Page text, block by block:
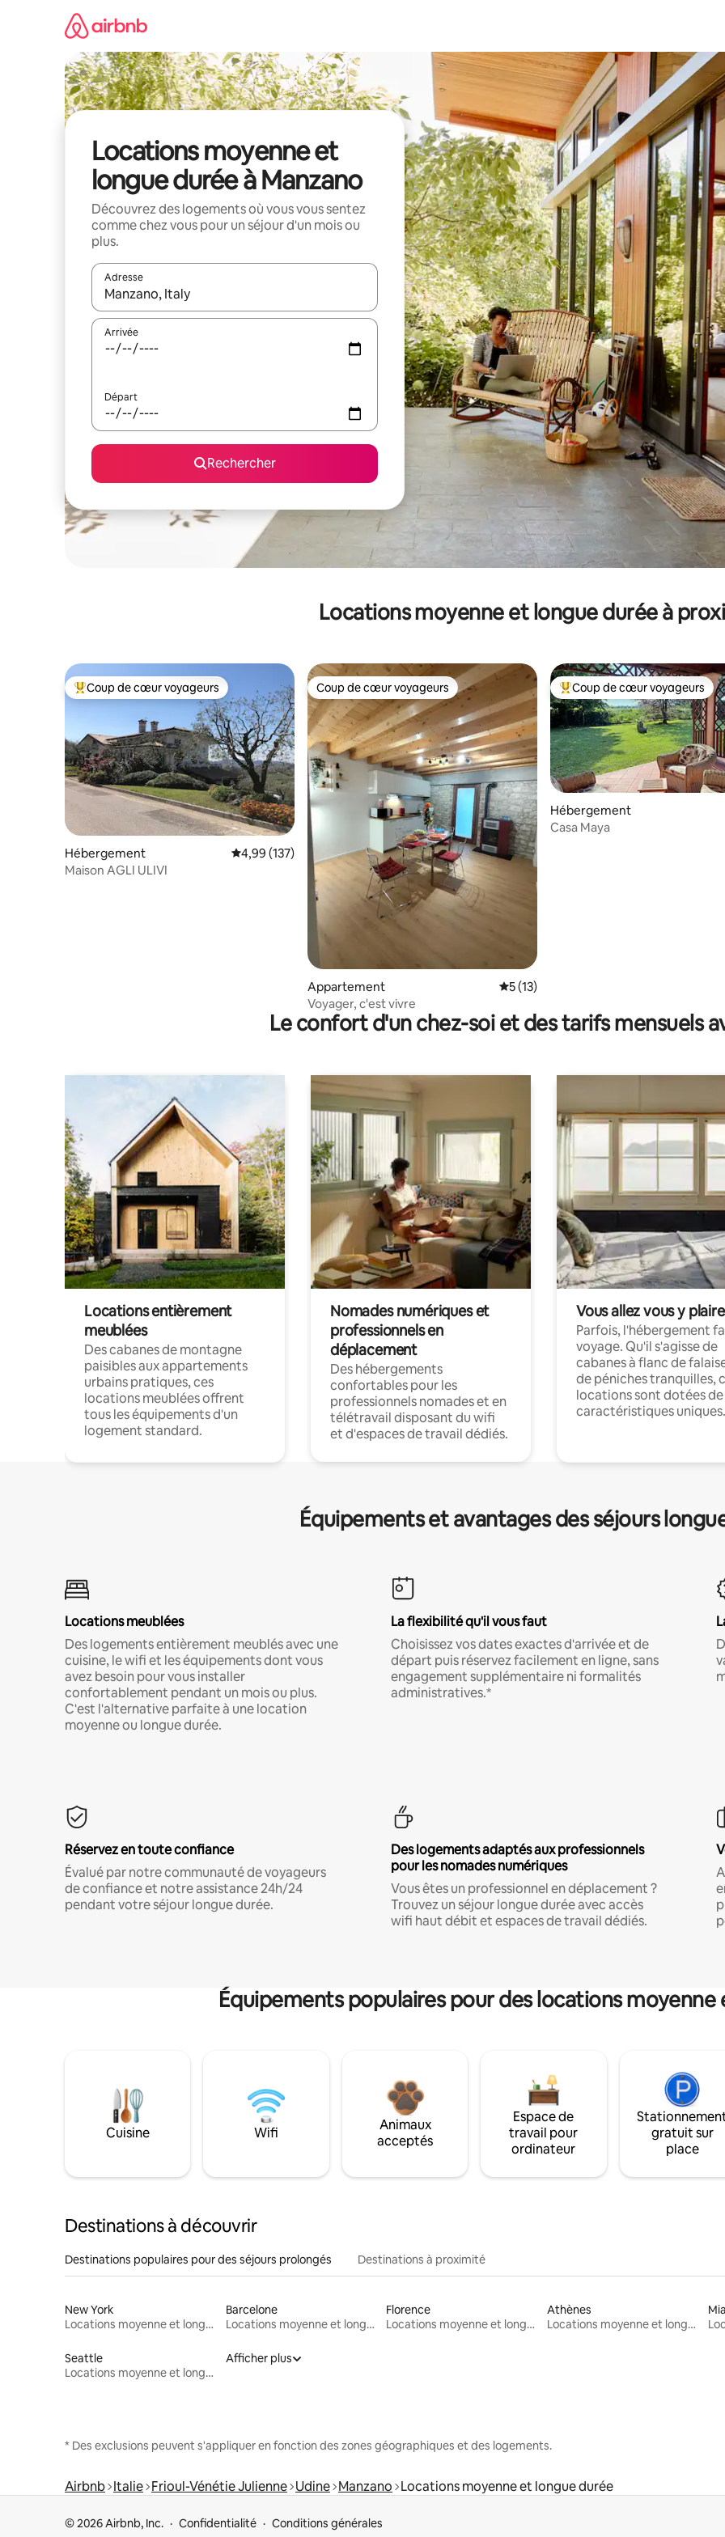
Locations moyenne et
longue durée à Manzano
Découvrez des logements où vous vous sentez
comme chez vous pour un séjour d'un mois ou
plus.
Adresse
Lorsque les résultats s'affichent, utilisez les flèches vers le haut et vers le bas pour les parcourir ou en appuyant et en
Arrivée
Départ
Rechercher
Locations moyenne et longue durée à
Coups de cœur voyageurs les plus appréciés
Coup de cœur voyageurs
Hébergement Évaluation moyenne sur la base de 137 commentaires : 4,99 sur 5
4,99 (137)
Maison AGLI ULIVI
Coup de cœur voyageurs
Coup de cœur voyageurs
Appartement Évaluation moyenne sur la base de 13
5 (13)
Voyager, c'est vivre
Coups de cœur voyageurs les
Coup de cœur voyageurs
Hébergement
Casa Maya
Le confort d'un chez-soi et des tarifs mensuels
Locations entièrement
meublées
Des cabanes de montagne
paisibles aux appartements
urbains pratiques, ces
locations meublées offrent
tous les équipements d'un
logement standard.
Nomades numériques et
professionnels en
déplacement
Des hébergements
confortables pour les
professionnels nomades et en
télétravail disposant du wifi
et d'espaces de travail dédiés.
Vous allez vous y plaire
Parfois, l'hébergement
voyage. Qu'il s'agisse de
cabanes à flanc de
de péniches tranquilles,
locations sont dotées de
caractéristiques uniques.
Équipements et avantages des séjours
Locations meublées
Des logements entièrement meublés avec une
cuisine, le wifi et les équipements dont vous
avez besoin pour vous installer
confortablement pendant un mois ou plus.
C'est l'alternative parfaite à une location
moyenne ou longue durée.
La flexibilité qu'il vous faut
Choisissez vos dates exactes d'arrivée et de
départ puis réservez facilement en ligne, sans
engagement supplémentaire ni formalités
administratives.*
Réservez en toute confiance
Évalué par notre communauté de voyageurs
de confiance et notre assistance 24h/24
pendant votre séjour longue durée.
Des logements adaptés aux professionnels
pour les nomades numériques
Vous êtes un professionnel en déplacement ?
Trouvez un séjour longue durée avec accès
wifi haut débit et espaces de travail dédiés.
Équipements populaires pour des locations
Cuisine Wifi
Animaux
acceptés
Espace de
travail pour
ordinateur
gratuit sur
place
Destinations à découvrir
Destinations populaires pour des séjours prolongés Destinations à proximité
New York
Locations moyenne et longue durée
Barcelone
Locations moyenne et longue durée
Florence
Locations moyenne et longue durée
Athènes
Locations moyenne et longue durée
Seattle
Locations moyenne et longue durée
Afficher plus
* Des exclusions peuvent s'appliquer en fonction des zones géographiques et des logements.
Airbnb Italie Frioul-Vénétie Julienne Udine Manzano Locations moyenne et longue durée
© 2026 Airbnb, Inc. Confidentialité Conditions générales